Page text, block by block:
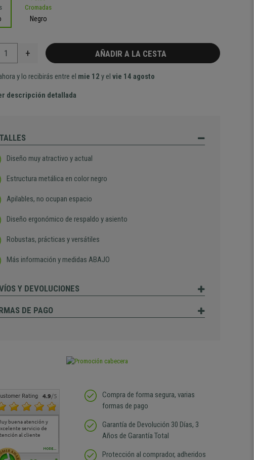
Negro
+ AÑADIR A LA CESTA
y lo recibirás entre el mie 12 y elvie 14 agosto
descripción detallada
Diseño muy atractivo y actual
Estructura metálica en color negro
Apilables, no ocupan espacio
Diseño ergonómico de respaldo y asiento
Robustas, prácticas y versátiles
Más información y medidas ABAJO
Y DEVOLUCIONES
DE PAGO
Rating 4.9/5
buena atención y
servicio de
al cliente
Muy buena atención de
cara al asesoramiento
comercial y el envío ha
Si estoy contento
Excelente relacion
calidad precio Plazo de
MORE...
Compra de forma segura, varias
formas de pago
Garantía de Devolución 30 Días, 3
Años de Garantía Total
Protección al comprador, adheridos